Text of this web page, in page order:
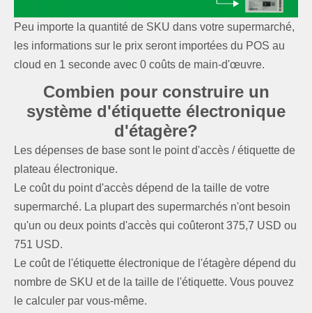
Peu importe la quantité de SKU dans votre supermarché,
les informations sur le prix seront importées du POS au
cloud en 1 seconde avec 0 coûts de main-d'œuvre.
Combien pour construire un
système d'étiquette électronique
d'étagère?
Les dépenses de base sont le point d'accès / étiquette de
plateau électronique.
Le coût du point d'accès dépend de la taille de votre
supermarché. La plupart des supermarchés n'ont besoin
qu'un ou deux points d'accès qui coûteront 375,7 USD ou
751 USD.
Le coût de l'étiquette électronique de l'étagère dépend du
nombre de SKU et de la taille de l'étiquette. Vous pouvez
le calculer par vous-même.